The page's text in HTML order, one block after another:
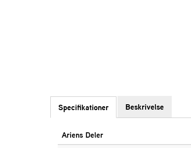
Specifikationer Beskrivelse
Ariens Deler